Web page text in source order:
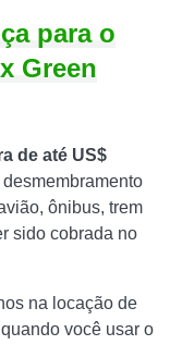
para o
Green
de até US$
ônibus, trem
sido cobrada no
na locação de
você usar o